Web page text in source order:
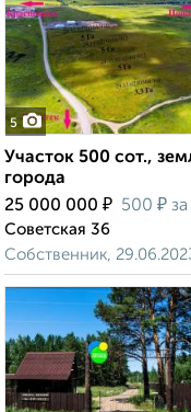
5
Участок 500 сот.,
города
25 000 000 ₽ 500 ₽
Советская 36
Собственник,